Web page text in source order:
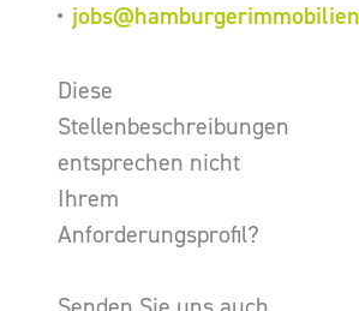
Diese
Stellenbeschreibungen
entsprechen nicht
Ihrem
Anforderungsprofil?